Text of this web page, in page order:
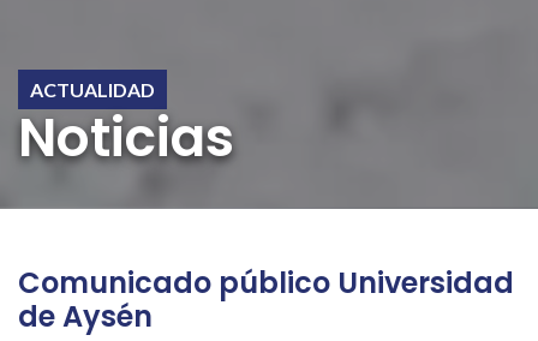
ACTUALIDAD
Noticias
Comunicado público Universidad
de Aysén